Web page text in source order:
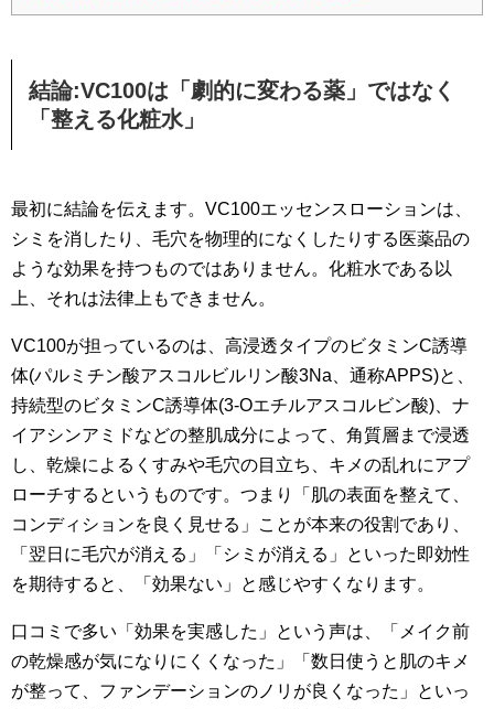
結論:VC100は「劇的に変わる薬」ではなく
「整える化粧水」
最初に結論を伝えます。VC100エッセンスローションは、
シミを消したり、毛穴を物理的になくしたりする医薬品の
ような効果を持つものではありません。化粧水である以
上、それは法律上もできません。
VC100が担っているのは、高浸透タイプのビタミンC誘導
体(パルミチン酸アスコルビルリン酸3Na、通称APPS)と、
持続型のビタミンC誘導体(3-Oエチルアスコルビン酸)、ナ
イアシンアミドなどの整肌成分によって、角質層まで浸透
し、乾燥によるくすみや毛穴の目立ち、キメの乱れにアプ
ローチするというものです。つまり「肌の表面を整えて、
コンディションを良く見せる」ことが本来の役割であり、
「翌日に毛穴が消える」「シミが消える」といった即効性
を期待すると、「効果ない」と感じやすくなります。
口コミで多い「効果を実感した」という声は、「メイク前
の乾燥感が気になりにくくなった」「数日使うと肌のキメ
が整って、ファンデーションのノリが良くなった」といっ